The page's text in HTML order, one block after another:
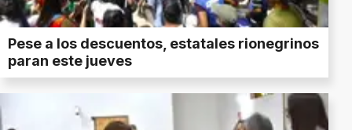
Pese a los descuentos, estatales rionegrinos
paran este jueves